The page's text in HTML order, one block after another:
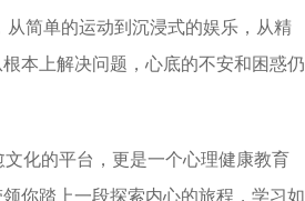
简单的运动到沉浸式的娱乐，从精
本上解决问题，心底的不安和困惑仍
文化的平台，更是一个心理健康教育
你踏上一段探索内心的旅程，学习如